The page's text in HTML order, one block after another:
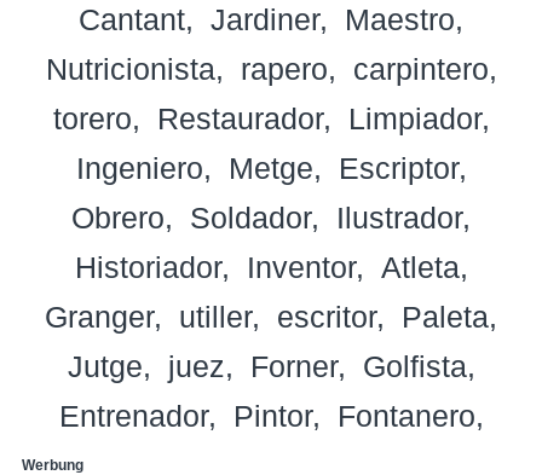
Cantant
Jardiner
Maestro
Nutricionista
rapero
carpintero
torero
Restaurador
Limpiador
Ingeniero
Metge
Escriptor
Obrero
Soldador
Ilustrador
Historiador
Inventor
Atleta
Granger
utiller escritor
Paleta
Jutge
juez Forner
Golfista
Entrenador
Pintor Fontanero
Werbung